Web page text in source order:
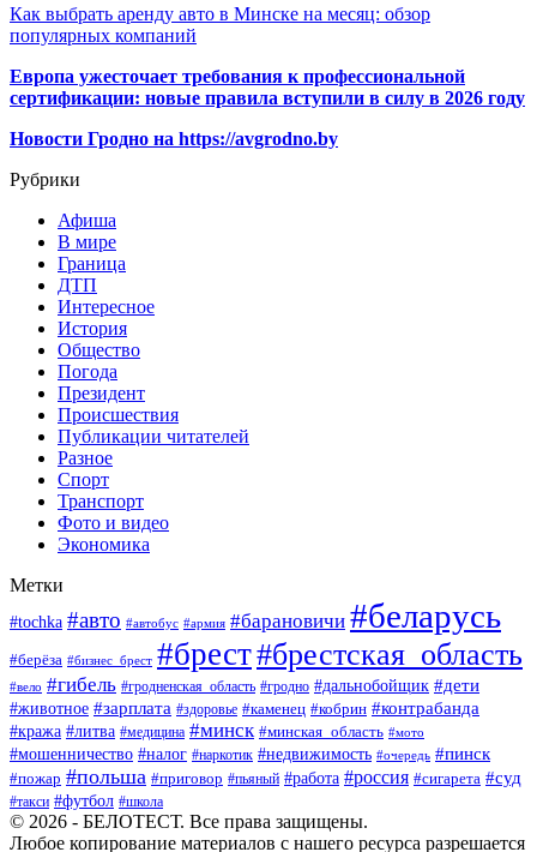
Как выбрать аренду авто в Минске на месяц: обзор
популярных компаний
Европа ужесточает требования к профессиональной
сертификации: новые правила вступили в силу в 2026 году
Новости Гродно на https://avgrodno.by
Рубрики
Афиша
В мире
Граница
ДТП
Интересное
История
Общество
Погода
Президент
Происшествия
Публикации читателей
Разное
Спорт
Транспорт
Фото и видео
Экономика
Метки
#tochka #авто #автобус #армия #барановичи #беларусь
#берёза #бизнес_брест #брест#брестская_область
#вело #гибель #гродненская_область #гродно #дальнобойщик #дети
#животное #зарплата #здоровье #каменец #кобрин #контрабанда
#кража #литва #медицина #минск #минская_область #мото
#мошенничество #налог #наркотик #недвижимость #очередь #пинск
#пожар #польша #приговор #пьяный #работа #россия #сигарета #суд
#такси #футбол #школа
© 2026 - БЕЛОТЕСТ. Все права защищены.
Любое копирование материалов с нашего ресурса разрешается